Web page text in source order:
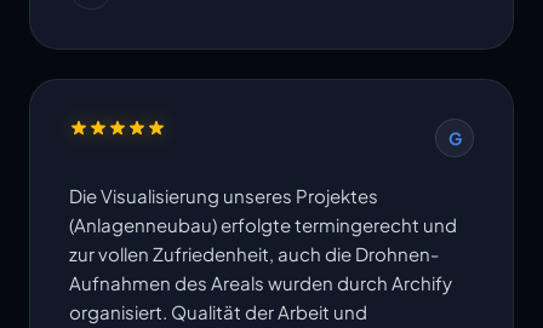
G
Die Visualisierung unseres Projektes
(Anlagenneubau) erfolgte termingerecht und
zur vollen Zufriedenheit, auch die Drohnen-
Aufnahmen des Areals wurden durch Archify
organisiert. Qualität der Arbeit und